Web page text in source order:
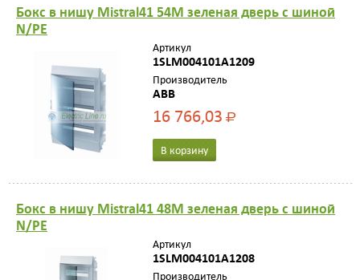
Бокс в нишу Mistral41 54М зеленая дверь с шиной
N/PE
Артикул
1SLM004101A1209
Производитель
ABB
16 766,03Р
В корзину
Бокс в нишу Mistral41 48М зеленая дверь с шиной
N/PE
Артикул
1SLM004101A1208
Производитель